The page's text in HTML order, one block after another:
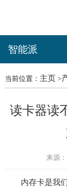
智能派
当前位置： 主页 >
读卡器读
来源
内存卡是我